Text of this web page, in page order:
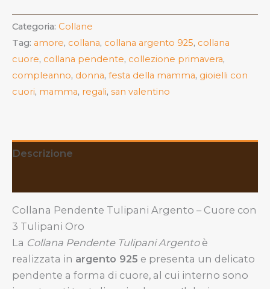
Argento
925
quantità
Categoria: Collane
Tag: amore, collana, collana argento 925, collana
cuore, collana pendente, collezione primavera,
compleanno, donna, festa della mamma, gioielli con
cuori, mamma, regali, san valentino
Descrizione
Collana Pendente Tulipani Argento – Cuore con
3 Tulipani Oro
La Collana Pendente Tulipani Argentoè
realizzata in argento 925 e presenta un delicato
pendente a forma di cuore, al cui interno sono